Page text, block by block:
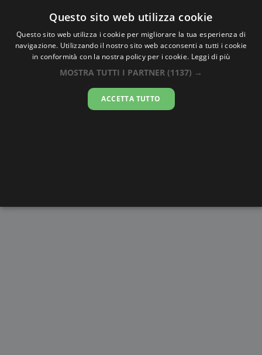
Oraesatta.co
Ora EsattaSpittal an der
Drau
08:40:09
Questo sito web utilizza cookie
Questo sito web utilizza i cookie per migliorare la tua esperienza di
navigazione. Utilizzando il nostro sito web acconsenti a tutti i cookie
in conformità con la nostra policy per i cookie. Leggi di più
MOSTRA TUTTI I PARTNER (1137) →
ACCETTA TUTTO